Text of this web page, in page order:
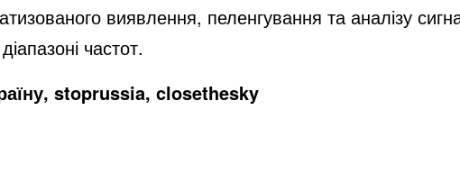
e
o
виявлення, пеленгування та аналізу
частот.
stoprussia, closethesky